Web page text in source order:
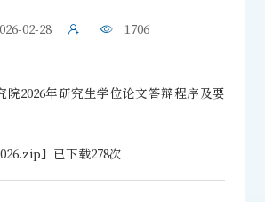
02-28 1706
院2026年研究生学位论文答辩程序及要
】已下载278次